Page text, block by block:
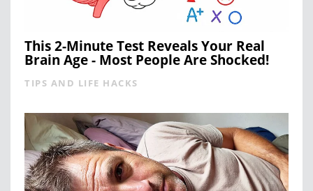
This 2-Minute Test Reveals Your Real
Brain Age - Most People Are Shocked!
TIPS AND LIFE HACKS